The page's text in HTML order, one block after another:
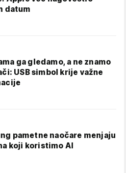
datum
ga gledamo, a ne znamo
USB simbol krije važne
pametne naočare menjaju
koji koristimo AI